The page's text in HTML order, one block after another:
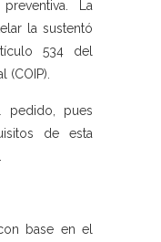
La
la sustentó
534 del
(COIP).
pedido, pues
de esta
base en el